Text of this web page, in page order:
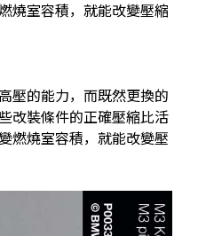
燒室容積，就能改變壓縮
壓的能力，而既然更換的
改裝條件的正確壓縮比活
燃燒室容積，就能改變壓